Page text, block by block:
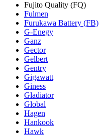
Fujito Quality (FQ)
Fulmen
Furukawa Battery (FB)
G-Enegy
Ganz
Gector
Gelbert
Gentry
Gigawatt
Giness
Gladiator
Global
Hagen
Hankook
Hawk